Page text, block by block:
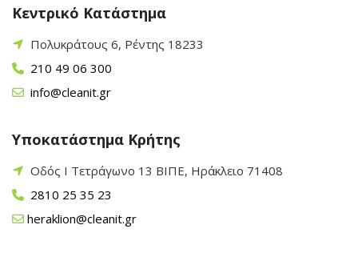
Κεντρικό Κατάστημα
Πολυκράτους 6, Ρέντης 18233
210 49 06 300
info@cleanit.gr
Υποκατάστημα Κρήτης
Οδός Ι Τετράγωνο 13 ΒΙΠΕ, Ηράκλειο 71408
2810 25 35 23
heraklion@cleanit.gr